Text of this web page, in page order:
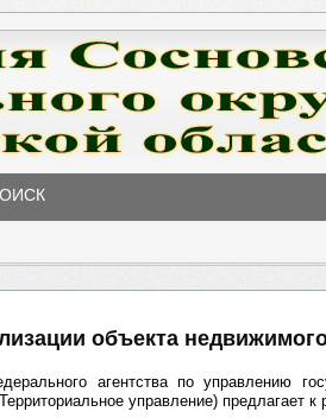
объекта
агентства по управлению
управление) предлагает